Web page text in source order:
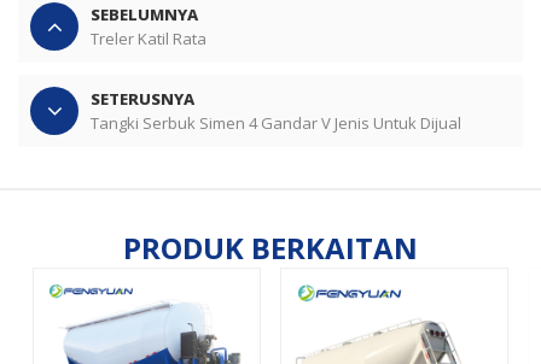
SEBELUMNYA
Treler Katil Rata
SETERUSNYA
Tangki Serbuk Simen 4 Gandar V Jenis Untuk Dijual
PRODUK BERKAITAN